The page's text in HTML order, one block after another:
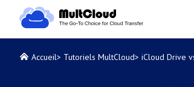
Accueil> Tutoriels MultCloud> iCloud Drive